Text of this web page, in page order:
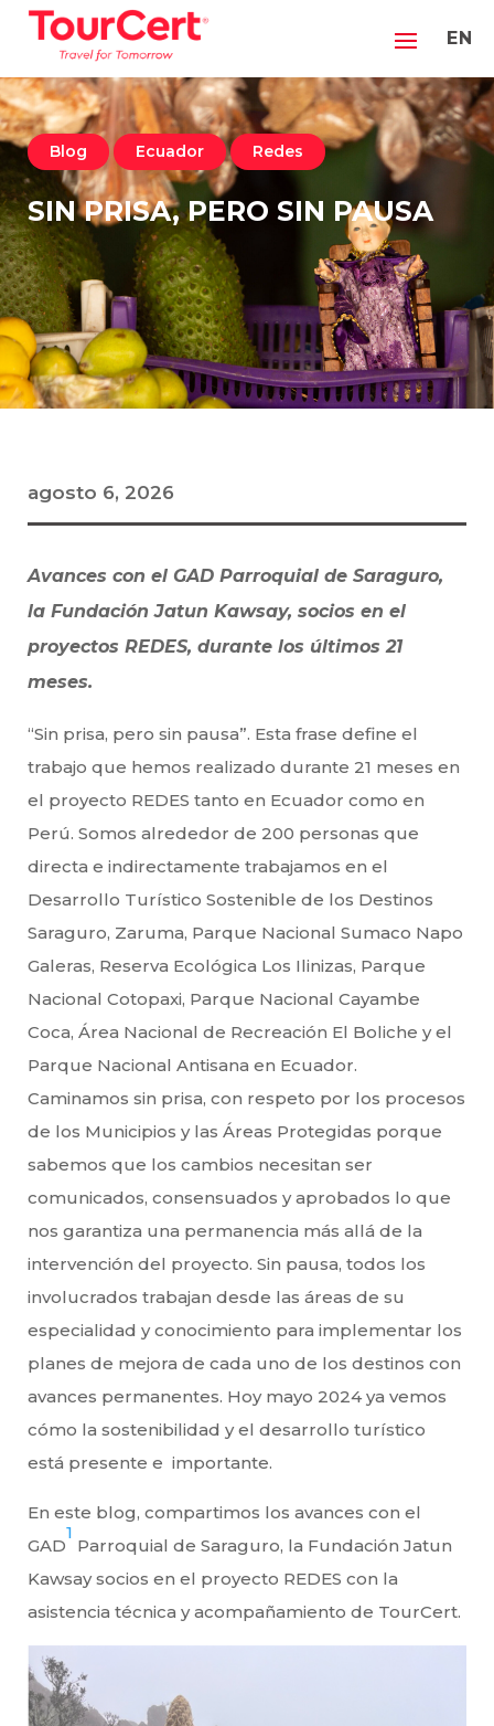
EN
Blog Ecuador Redes
SIN PRISA, PERO SIN PAUSA
agosto 6, 2026
Avances con el GAD Parroquial de Saraguro,
la Fundación Jatun Kawsay, socios en el
proyectos REDES, durante los últimos 21
meses.
“Sin prisa, pero sin pausa”. Esta frase define el
trabajo que hemos realizado durante 21 meses en
el proyecto REDES tanto en Ecuador como en
Perú. Somos alrededor de 200 personas que
directa e indirectamente trabajamos en el
Desarrollo Turístico Sostenible de los Destinos
Saraguro, Zaruma, Parque Nacional Sumaco Napo
Galeras, Reserva Ecológica Los Ilinizas, Parque
Nacional Cotopaxi, Parque Nacional Cayambe
Coca, Área Nacional de Recreación El Boliche y el
Parque Nacional Antisana en Ecuador.
Caminamos sin prisa, con respeto por los procesos
de los Municipios y las Áreas Protegidas porque
sabemos que los cambios necesitan ser
comunicados, consensuados y aprobados lo que
nos garantiza una permanencia más allá de la
intervención del proyecto. Sin pausa, todos los
involucrados trabajan desde las áreas de su
especialidad y conocimiento para implementar los
planes de mejora de cada uno de los destinos con
avances permanentes. Hoy mayo 2024 ya vemos
cómo la sostenibilidad y el desarrollo turístico
está presente e importante.
En este blog, compartimos los avances con el
GAD
1
Parroquial de Saraguro, la Fundación Jatun
Kawsay socios en el proyecto REDES con la
asistencia técnica y acompañamiento de TourCert.